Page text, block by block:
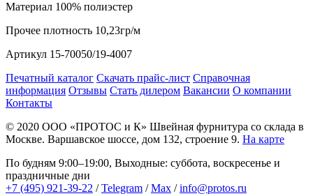
Материал 100% полиэстер
Прочее плотность 10,23гр/м
Артикул 15-70050/19-4007
Печатный каталог Скачать прайс-лист Справочная
информация Отзывы Стать дилером Вакансии О компании
Контакты
© 2020 ООО «ПРОТОС и К» Швейная фурнитура со склада в
Москве. Варшавское шоссе, дом 132, строение 9. На карте
По будням 9:00–19:00, Выходные: суббота, воскресенье и
праздничные дни
+7 (495) 921-39-22 /Telegram /Max /info@protos.ru